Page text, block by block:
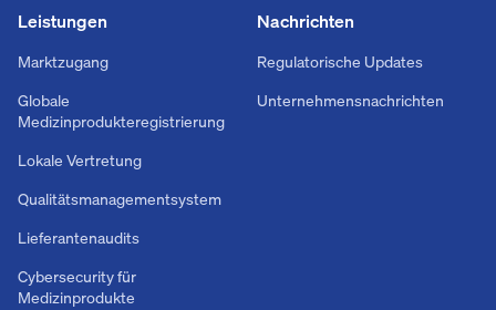
Nachrichten
Regulatorische Updates
Unternehmensnachrichten
Leistungen
Marktzugang
Globale
Medizinprodukteregistrierung
Lokale Vertretung
Qualitätsmanagementsystem
Lieferantenaudits
Cybersecurity für
Medizinprodukte